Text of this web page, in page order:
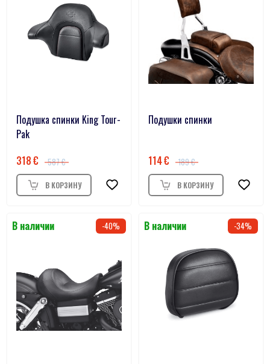
Подушка спинки King Tour-
Pak
318
587
Подушки спинки
114 189
40 34